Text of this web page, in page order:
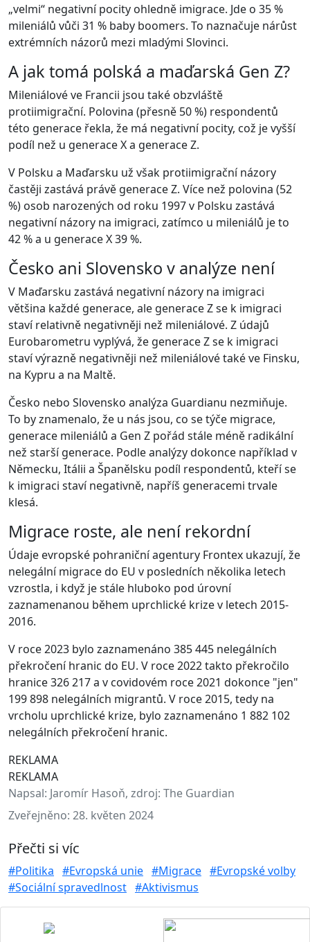
„velmi“ negativní pocity ohledně imigrace. Jde o 35 %
mileniálů vůči 31 % baby boomers. To naznačuje nárůst
extrémních názorů mezi mladými Slovinci.
A jak tomá polská a maďarská Gen Z?
Mileniálové ve Francii jsou také obzvláště
protiimigrační. Polovina (přesně 50 %) respondentů
této generace řekla, že má negativní pocity, což je vyšší
podíl než u generace X a generace Z.
V Polsku a Maďarsku už však protiimigrační názory
častěji zastává právě generace Z. Více než polovina (52
%) osob narozených od roku 1997 v Polsku zastává
negativní názory na imigraci, zatímco u mileniálů je to
42 % a u generace X 39 %.
Česko ani Slovensko v analýze není
V Maďarsku zastává negativní názory na imigraci
většina každé generace, ale generace Z se k imigraci
staví relativně negativněji než mileniálové. Z údajů
Eurobarometru vyplývá, že generace Z se k imigraci
staví výrazně negativněji než mileniálové také ve Finsku,
na Kypru a na Maltě.
Česko nebo Slovensko analýza Guardianu nezmiňuje.
To by znamenalo, že u nás jsou, co se týče migrace,
generace mileniálů a Gen Z pořád stále méně radikální
než starší generace. Podle analýzy dokonce například v
Německu, Itálii a Španělsku podíl respondentů, kteří se
k imigraci staví negativně, napříš generacemi trvale
klesá.
Migrace roste, ale není rekordní
Údaje evropské pohraniční agentury Frontex ukazují, že
nelegální migrace do EU v posledních několika letech
vzrostla, i když je stále hluboko pod úrovní
zaznamenanou během uprchlické krize v letech 2015-
2016.
V roce 2023 bylo zaznamenáno 385 445 nelegálních
překročení hranic do EU. V roce 2022 takto překročilo
hranice 326 217 a v covidovém roce 2021 dokonce "jen"
199 898 nelegálních migrantů. V roce 2015, tedy na
vrcholu uprchlické krize, bylo zaznamenáno 1 882 102
nelegálních překročení hranic.
REKLAMA
REKLAMA
Napsal: Jaromír Hasoň, zdroj: The Guardian
Zveřejněno: 28. květen 2024
Přečti si víc
#Politika #Evropská unie #Migrace #Evropské volby
#Sociální spravedlnost #Aktivismus